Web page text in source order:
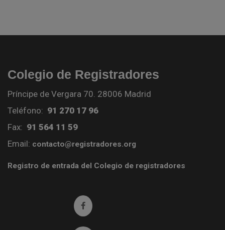
Colegio de Registradores
Príncipe de Vergara 70. 28006 Madrid
Teléfono: 91 270 17 96
Fax: 91 564 11 59
Email: contacto@registradores.org
Registro de entrada del Colegio de registradores
Ir a facebook (abre en ventana nueva)